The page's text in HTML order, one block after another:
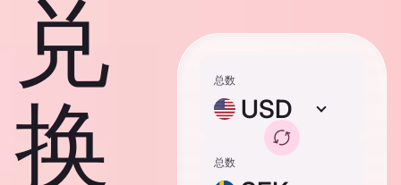
兑
换
总数
USD
总数